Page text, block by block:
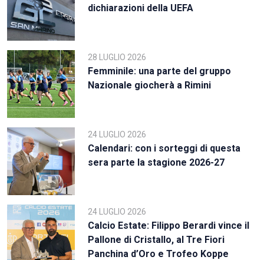
dichiarazioni della UEFA
28 LUGLIO 2026
Femminile: una parte del gruppo
Nazionale giocherà a Rimini
24 LUGLIO 2026
Calendari: con i sorteggi di questa
sera parte la stagione 2026-27
24 LUGLIO 2026
Calcio Estate: Filippo Berardi vince il
Pallone di Cristallo, al Tre Fiori
Panchina d’Oro e Trofeo Koppe